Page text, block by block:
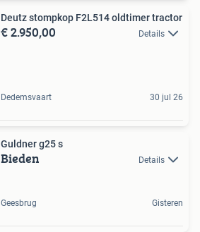
Deutz stompkop F2L514 oldtimer tractor
€ 2.950,00 Details
Dedemsvaart 30 jul 26
Guldner g25 s
Bieden Details
Geesbrug Gisteren